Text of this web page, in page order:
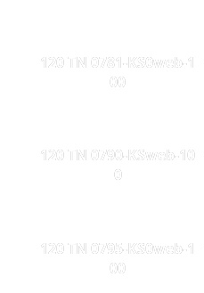
120 TN 0781-KS0web-1
00
120 TN 0790-KSweb-10
0
120 TN 0795-KS0web-1
00